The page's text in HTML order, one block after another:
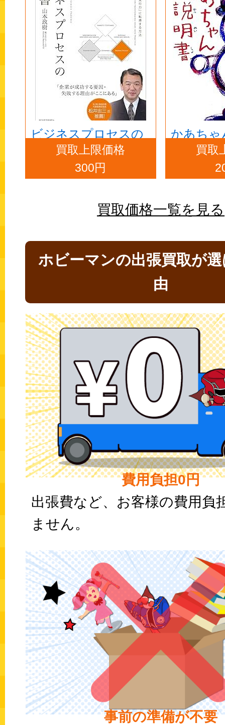
ビジネスプロセスの
教科書買取上限価格
300円
かあちゃ
買取
買取価格一覧を見る
ホビーマンの出張買取が
由
費用負担0円
出張費など、お客様の費用負
ません。
事前の準備が不要